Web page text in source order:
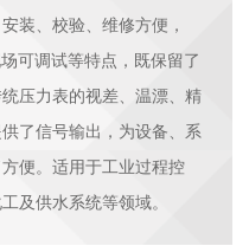
装、校验、维修方便，
可调试等特点，既保留了
压力表的视差、温漂、精
了信号输出，为设备、系
便。适用于工业过程控
及供水系统等领域。